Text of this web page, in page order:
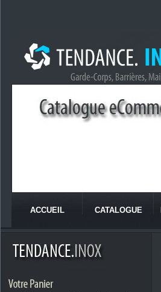
ACCUEIL CATALOGUE